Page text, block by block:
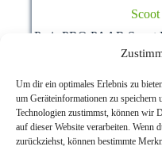
Um dir ein optimales Erlebnis zu
um Geräteinformationen zu speichern
Technologien zustimmst, können wir
auf dieser Website verarbeiten. Wenn
zurückziehst, können bestimmte
Preis PRO PAAR Scoot
000-11 erhältlich und
15,00€
Produkt
weist
mehrere
Varianten
auf.
inkl.